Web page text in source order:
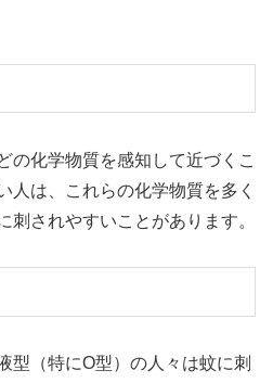
の化学物質を感知して近づくこ
人は、これらの化学物質を多く
刺されやすいことがあります。
型（特にO型）の人々は蚊に刺